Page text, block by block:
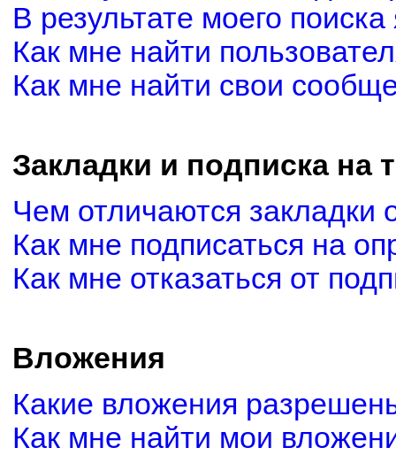
В результате моего
Как мне найти
Как мне найти свои
Закладки и подписка на
Чем отличаются закладки
Как мне подписаться на
Как мне отказаться от
Вложения
Какие вложения
Как мне найти мои